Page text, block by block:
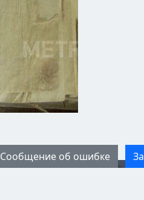
Сообщение об ошибке